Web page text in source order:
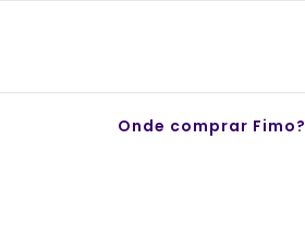
Onde comprar Fimo?